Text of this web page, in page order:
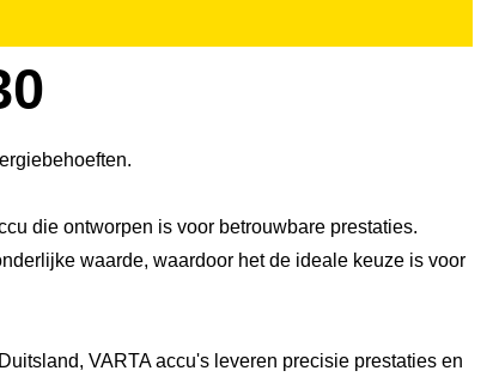
die ontworpen is voor betrouwbare prestaties.
waarde, waardoor het de ideale keuze is voor
VARTA accu's leveren precisie prestaties en